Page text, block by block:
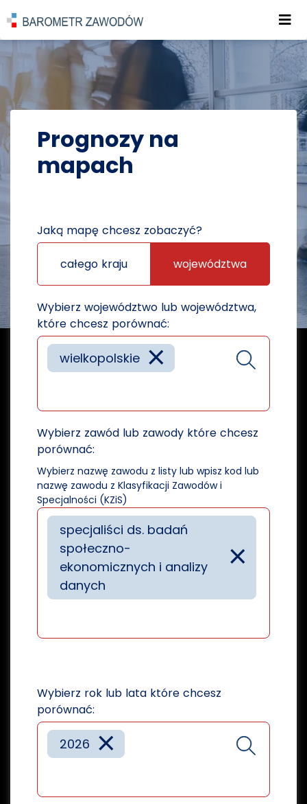
POWRÓT DO STRONY GŁÓWNEJ
PROGNOZY PROGNOZY NA MAPACH
Prognozy na
mapach
Jaką mapę chcesz zobaczyć?
całego kraju województwa
Wybierz województwo lub województwa,
które chcesz porównać:
×
wielkopolskie
Wybierz zawód lub zawody które chcesz
porównać:
Wybierz nazwę zawodu z listy lub wpisz kod lub
nazwę zawodu z Klasyfikacji Zawodów i
Specjalności (KZiS)
×
specjaliści ds. badań
społeczno-
ekonomicznych i analizy
danych
Wybierz rok lub lata które chcesz
porównać:
×
2026